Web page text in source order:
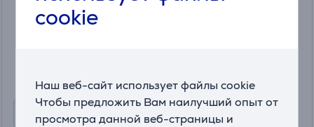
cookie
Наш веб-сайт использует файлы cookie
Чтобы предложить Вам наилучший опыт от
просмотра данной веб-страницы и
На складе